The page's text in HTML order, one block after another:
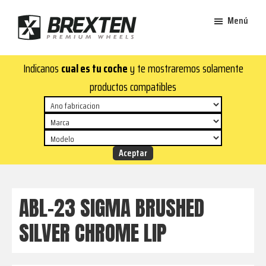
contenido
principal
de
página
Brexten
aluminio
premium
¡En
Brexten.com
encontrarás
aluminio
top!
y
estilo
para
Menú
Indicanos cual es tu cochey te mostraremos solamente
productos compatibles
ABL-23 SIGMA BRUSHED
SILVER CHROME LIP